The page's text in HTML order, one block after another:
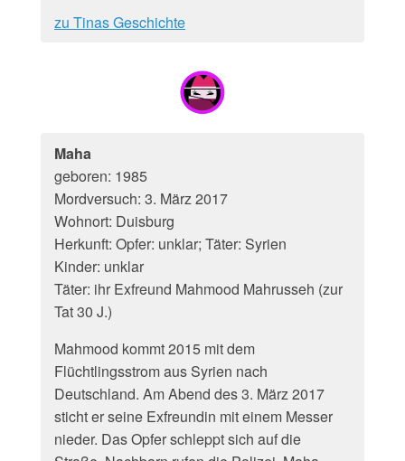
zu Tinas Geschichte
Maha
geboren: 1985
Mordversuch: 3. März 2017
Wohnort: Duisburg
Herkunft: Opfer: unklar; Täter: Syrien
Kinder: unklar
Täter: ihr Exfreund Mahmood Mahrusseh (zur
Tat 30 J.)
Mahmood kommt 2015 mit dem
Flüchtlingsstrom aus Syrien nach
Deutschland. Am Abend des 3. März 2017
sticht er seine Exfreundin mit einem Messer
nieder. Das Opfer schleppt sich auf die